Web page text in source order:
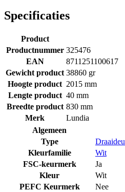
Specificaties
Product
Productnummer 325476
EAN
8711251100617
Gewicht product 38860 gr
Hoogte product 2015 mm
Lengte product 40 mm
Breedte product 830 mm
Merk
Lundia
Algemeen
Type
Kleurfamilie
Wit
FSC-keurmerk
Ja
Kleur
Wit
PEFC Keurmerk
Nee